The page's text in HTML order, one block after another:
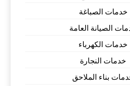
خدمات الصباغة
الصيانة العامة
خدمات الكهرباء
خدمات النجارة
بناء الملاحق